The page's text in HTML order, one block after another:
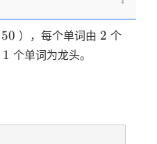
50 ），每个单词由 2
2 个
1
1 个单词为龙头。